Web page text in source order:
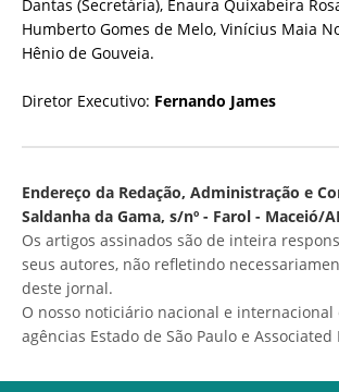
Dantas (Secretária), Enaura Quixabeira
Humberto Gomes de Melo, Vinícius Maia
Hênio de Gouveia.
Diretor Executivo: Fernando James
Endereço da Redação, Administração e
Saldanha da Gama, s/nº - Farol - Maceió/
Os artigos assinados são de inteira
seus autores, não refletindo
deste jornal.
O nosso noticiário nacional e internacional
agências Estado de São Paulo e Associated